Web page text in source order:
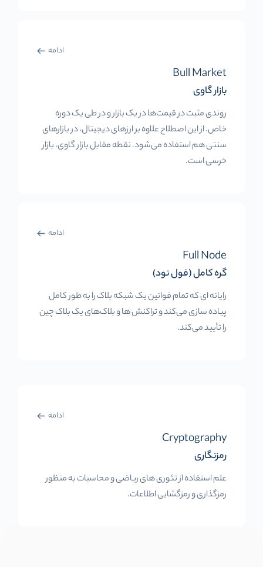
ادامه
Bull Market
بازار گاوی
روندی مثبت در قیمت‌ها در یک بازار و در طی یک دوره
خاص. از این اصطلاح علاوه بر ارزهای دیجیتال، در بازارهای
سنتی هم استفاده می‌شود. نقطه مقابل بازار گاوی، بازار
خرسی است.
ادامه
Full Node
گره کامل (فول نود)
رایانه ای که تمام قوانین یک شبکه بلاک را به طور کامل
پیاده سازی می‌کند و تراکنش ها و بلاک‌های یک بلاک چین
را تأیید می‌کند.
ادامه
Cryptography
رمزنگاری
علم استفاده از تئوری های ریاضی و محاسبات به منظور
رمزگذاری و رمزگشایی اطلاعات.